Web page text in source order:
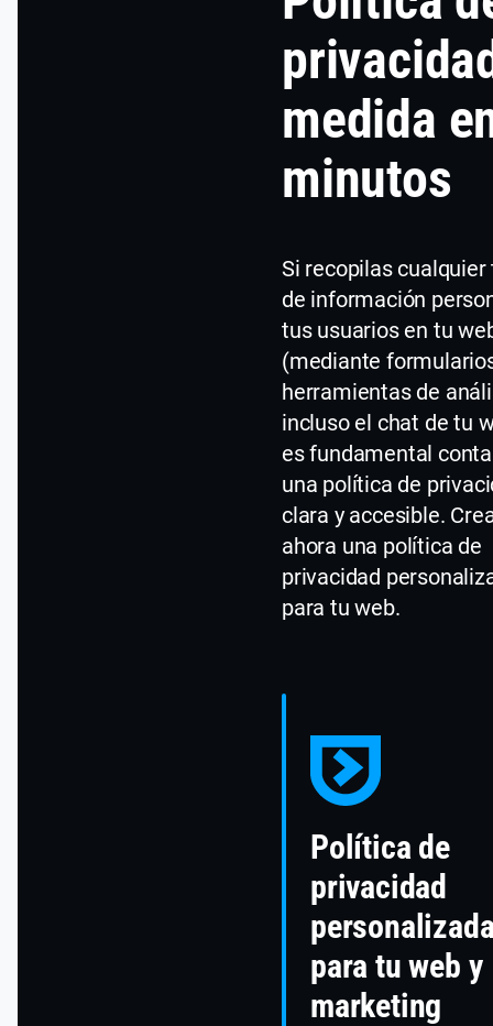
medida
minutos
Si recopilas cualquier
de información
tus usuarios en tu
(mediante
herramientas de
incluso el chat de tu
es fundamental
una política de
clara y accesible.
ahora una política de
privacidad
para tu web.
Política de
privacidad
para tu web y
marketing